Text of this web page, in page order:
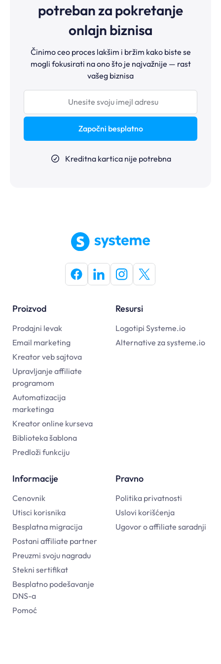
potreban za pokretanje
onlajn biznisa
Činimo ceo proces lakšim i bržim kako biste se
mogli fokusirati na ono što je najvažnije — rast
vašeg biznisa
Započni besplatno
Kreditna kartica nije potrebna
Proizvod
Prodajni levak
Email marketing
Kreator veb sajtova
Upravljanje affiliate
programom
Automatizacija
marketinga
Kreator online kurseva
Biblioteka šablona
Predloži funkciju
Resursi
Logotipi Systeme.io
Alternative za systeme.io
Informacije
Cenovnik
Utisci korisnika
Besplatna migracija
Postani affiliate partner
Preuzmi svoju nagradu
Stekni sertifikat
Besplatno podešavanje
DNS-a
Pomoć
Pravno
Politika privatnosti
Uslovi korišćenja
Ugovor o affiliate saradnji